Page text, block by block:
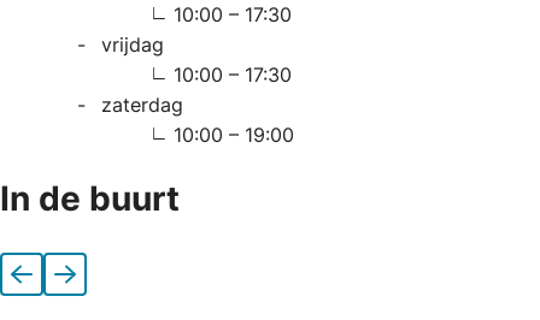
10:00 – 17:30
vrijdag
10:00 – 17:30
zaterdag
10:00 – 19:00
In de buurt
VorigeVolgende